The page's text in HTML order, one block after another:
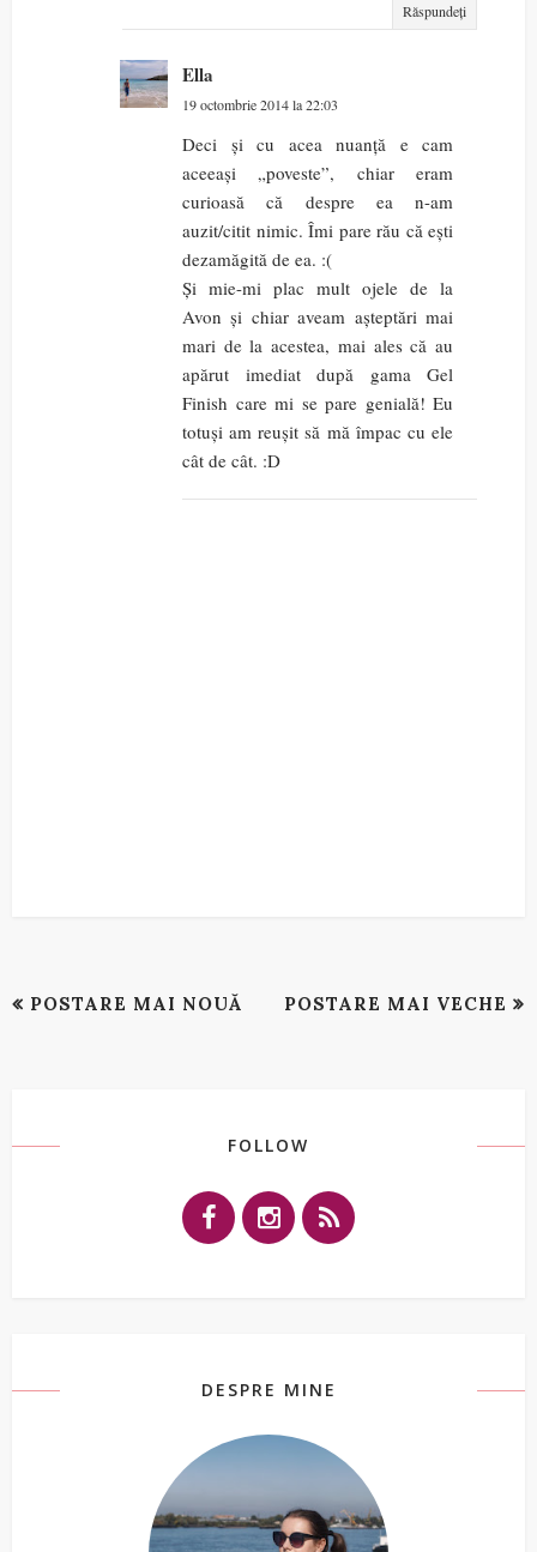
Răspundeți
Ella
19 octombrie 2014 la 22:03
Deci și cu acea nuanță e cam
aceeași „poveste”, chiar eram
curioasă că despre ea n-am
auzit/citit nimic. Îmi pare rău că ești
dezamăgită de ea. :(
Și mie-mi plac mult ojele de la
Avon și chiar aveam așteptări mai
mari de la acestea, mai ales că au
apărut imediat după gama Gel
Finish care mi se pare genială! Eu
totuși am reușit să mă împac cu ele
cât de cât. :D
POSTARE MAI NOUĂ POSTARE MAI VECHE
FOLLOW
DESPRE MINE